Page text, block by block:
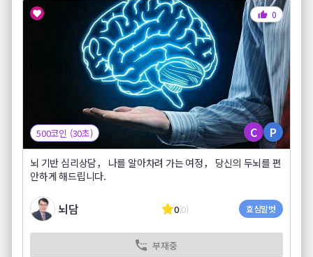
0
500코인 (30초) C P
뇌 기반 심리상담， 나를 알아차려 가는 여정， 당신의 두뇌를 편
안하게 해드립니다.
뇌담 0(0) 효심말벗
부재중